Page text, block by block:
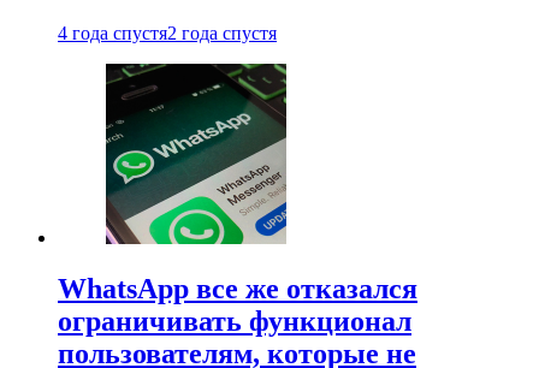
4 года спустя2 года спустя
WhatsApp все же отказался
ограничивать функционал
пользователям, которые не